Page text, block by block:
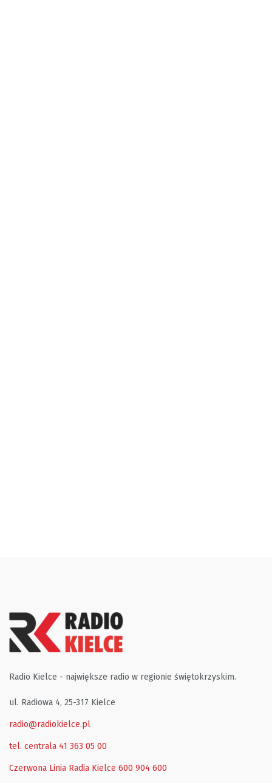
Radio Kielce - największe radio w regionie świętokrzyskim.
ul. Radiowa 4, 25-317 Kielce
radio@radiokielce.pl
tel. centrala 41 363 05 00
Czerwona Linia Radia Kielce 600 904 600